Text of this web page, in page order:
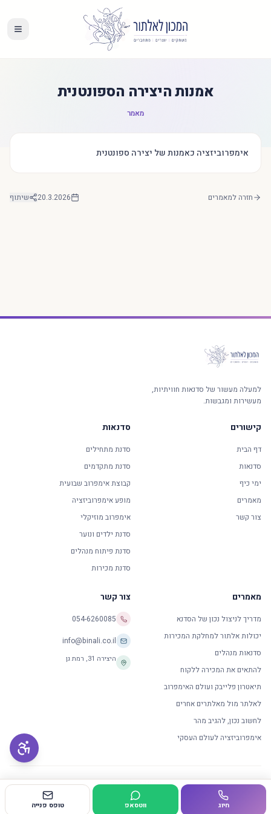
אמנות היצירה הספונטנית
מאמר
אימפרוביזציה כאמנות של יצירה ספונטנית
חזרה למאמרים 20.3.2026 שיתוף
למעלה מעשור של סדנאות חוויתיות,
מעשירות ומגבשות.
קישורים
דף הבית
סדנאות
ימי כיף
מאמרים
צור קשר
סדנאות
סדנת מתחילים
סדנת מתקדמים
קבוצת אימפרוב שבועית
מופע אימפרוביזציה
אימפרוב מוזיקלי
סדנת ילדים ונוער
סדנת פיתוח מנהלים
סדנת מכירות
מאמרים
מדריך לניצול נכון של הסדנא
יכולות אלתור למחלקת המכירות
סדנאות מנהלים
להתאים את המכירה ללקוח
תיאטרון פלייבק ועולם האימפרוב
לאלתר מול מאלתרים אחרים
לחשוב נכון, להגיב מהר
אימפרוביזציה לעולם העסקי
צור קשר
054-6260085
info@binali.co.il
היצירה 31 , רמת גן
תקנון האתר|פרטיות
חיוג ווטסאפ טופס פנייה